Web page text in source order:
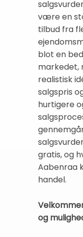
være en
tilbud fra
blot en
markedet,
realistisk
salgspris
hurtigere
gratis, og
Aabenraa
handel.
og